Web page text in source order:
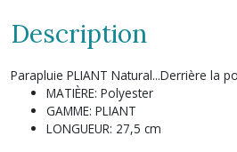
Description
Parapluie PLIANT Natural...Derrière la
MATIÈRE: Polyester
GAMME: PLIANT
LONGUEUR: 27,5 cm